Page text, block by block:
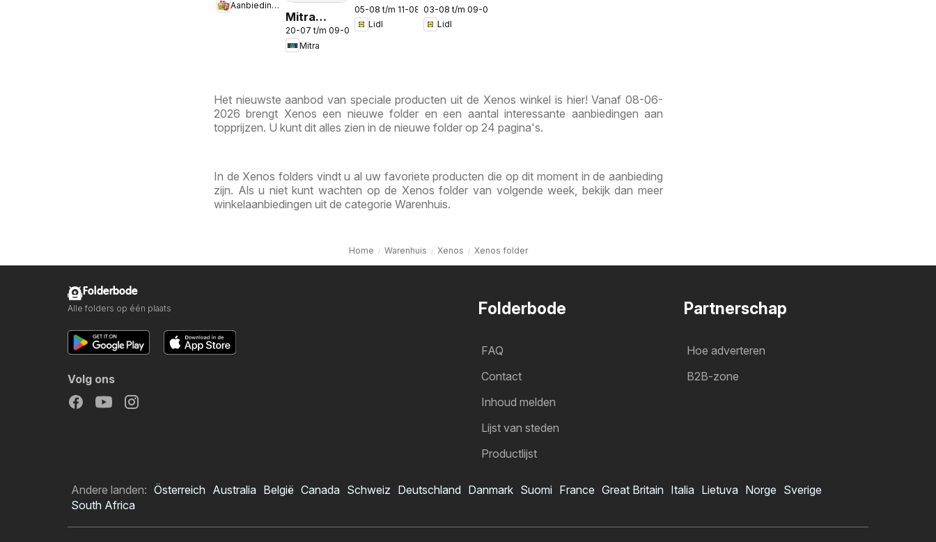
Xenos folder
Aanbiedingen
Aanbiedingen
Mitra
Week 30 &
31
20-07 t/m 09-08-2026
Mitra
Non food
05-08 t/m 11-08-2026
Lidl
week 32
03-08 t/m 09-08-2026
Lidl
Het nieuwste aanbod van speciale producten uit de Xenos winkel is hier! Vanaf 08-06-
2026 brengt Xenos een nieuwe folder en een aantal interessante aanbiedingen aan
topprijzen. U kunt dit alles zien in de nieuwe folder op 24 pagina's.
In de Xenos folders vindt u al uw favoriete producten die op dit moment in de aanbieding
zijn. Als u niet kunt wachten op de Xenos folder van volgende week, bekijk dan meer
winkelaanbiedingen uit de categorie Warenhuis.
Home Warenhuis Xenos Xenos folder
Folderbode
FAQ
Contact
Inhoud melden
Lijst van steden
Productlijst
Partnerschap
Hoe adverteren
B2B-zone
Folderbode
Alle folders op één plaats
Volg ons
Andere landen: Österreich Australia België Canada Schweiz Deutschland Danmark Suomi France Great Britain Italia Lietuva Norge Sverige
South Africa